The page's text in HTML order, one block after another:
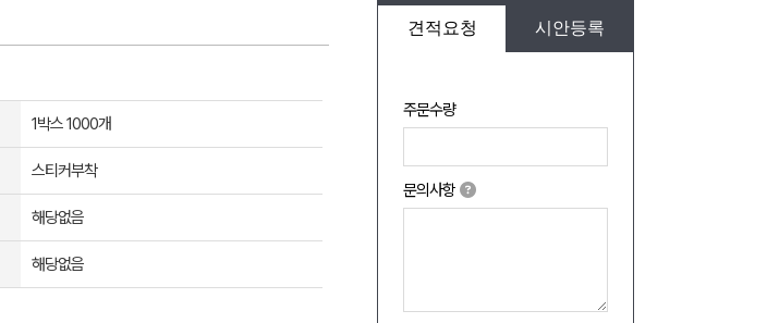
견적요청 시안등록
주문수량
문의사항
1박스 1000개
스티커부착
해당없음
해당없음